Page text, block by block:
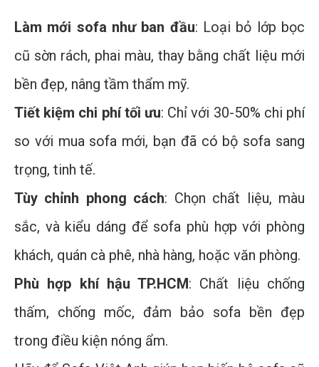
Làm mới sofa như ban đầu: Loại bỏ lớp bọc
cũ sờn rách, phai màu, thay bằng chất liệu mới
bền đẹp, nâng tầm thẩm mỹ.
Tiết kiệm chi phí tối ưu: Chỉ với 30-50% chi phí
so với mua sofa mới, bạn đã có bộ sofa sang
trọng, tinh tế.
Tùy chỉnh phong cách: Chọn chất liệu, màu
sắc, và kiểu dáng để sofa phù hợp với phòng
khách, quán cà phê, nhà hàng, hoặc văn phòng.
Phù hợp khí hậu TP.HCM: Chất liệu chống
thấm, chống mốc, đảm bảo sofa bền đẹp
trong điều kiện nóng ẩm.